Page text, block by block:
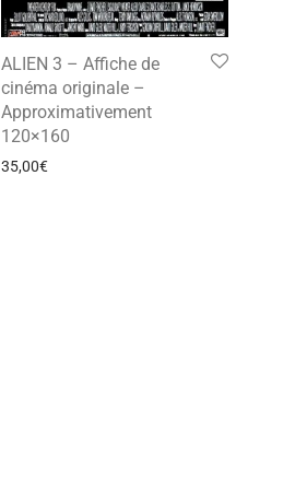
ALIEN 3 – Affiche de
cinéma originale –
Approximativement
120×160
35,00€